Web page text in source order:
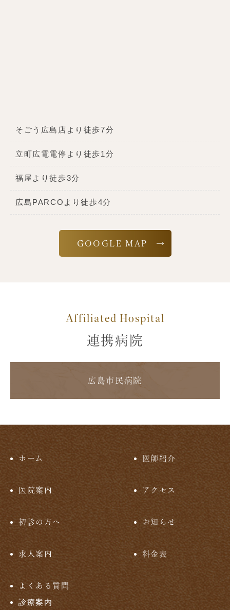
そごう広島店より徒歩7分
立町広電電停より徒歩1分
福屋より徒歩3分
広島PARCOより徒歩4分
GOOGLE MAP
Affiliated Hospital
連携病院
広島市民病院
ホーム 医師紹介
医院案内 アクセス
初診の方へ お知らせ
求人案内 料金表
よくある質問
診療案内